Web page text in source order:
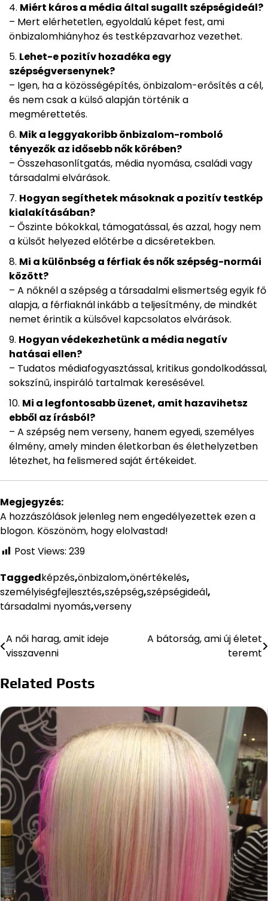
Miért káros a média által sugallt szépségideál?
– Mert elérhetetlen, egyoldalú képet fest, ami
önbizalomhiányhoz és testképzavarhoz vezethet.
Lehet-e pozitív hozadéka egy
szépségversenynek?
– Igen, ha a közösségépítés, önbizalom-erősítés a cél,
és nem csak a külső alapján történik a
megmérettetés.
Mik a leggyakoribb önbizalom-romboló
tényezők az idősebb nők körében?
– Összehasonlítgatás, média nyomása, családi vagy
társadalmi elvárások.
Hogyan segíthetek másoknak a pozitív testkép
kialakításában?
– Őszinte bókokkal, támogatással, és azzal, hogy nem
a külsőt helyezed előtérbe a dicséretekben.
Mi a különbség a férfiak és nők szépség-normái
között?
– A nőknél a szépség a társadalmi elismertség egyik fő
alapja, a férfiaknál inkább a teljesítmény, de mindkét
nemet érintik a külsővel kapcsolatos elvárások.
Hogyan védekezhetünk a média negatív
hatásai ellen?
– Tudatos médiafogyasztással, kritikus gondolkodással,
sokszínű, inspiráló tartalmak keresésével.
Mi a legfontosabb üzenet, amit hazavihetsz
ebből az írásból?
– A szépség nem verseny, hanem egyedi, személyes
élmény, amely minden életkorban és élethelyzetben
létezhet, ha felismered saját értékeidet.
Megjegyzés:
A hozzászólások jelenleg nem engedélyezettek ezen a
blogon. Köszönöm, hogy elolvastad!
Post Views: 239
Taggedképzés,önbizalom,önértékelés,
személyiségfejlesztés,szépség,szépségideál,
társadalmi nyomás,verseny
Bejegyzés
A női harag, amit ideje
visszavenni
A bátorság, ami új életet
teremt
Related Posts